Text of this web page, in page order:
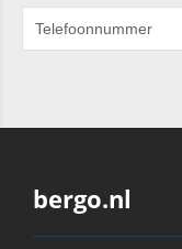
bergo.nl